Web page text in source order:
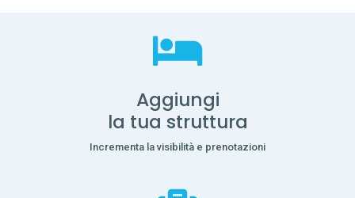
Aggiungi
la tua struttura
Incrementa la visibilità e prenotazioni